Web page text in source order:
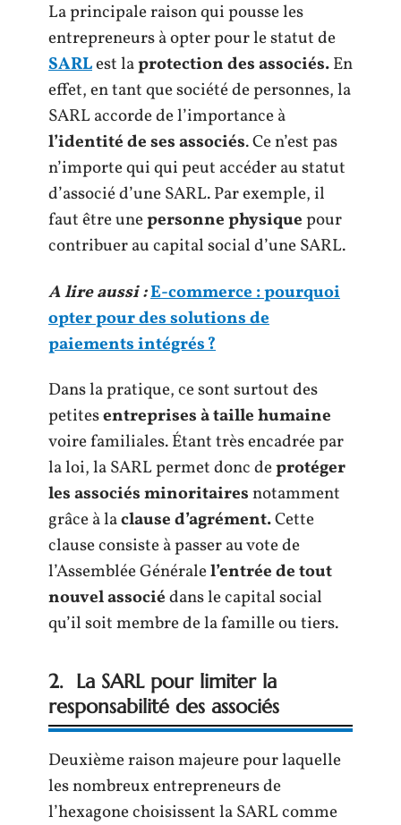
La principale raison qui pousse les
entrepreneurs à opter pour le statut de
SARLest laprotection des associés.En
effet, en tant que société de personnes, la
SARL accorde de l’importance à
l’identité de ses associés. Ce n’est pas
n’importe qui qui peut accéder au statut
d’associé d’une SARL. Par exemple, il
faut être unepersonne physiquepour
contribuer au capital social d’une SARL.
A lire aussi :E-commerce : pourquoi
opter pour des solutions de
paiements intégrés ?
Dans la pratique, ce sont surtout des
petitesentreprises à taille humaine
voire familiales. Étant très encadrée par
la loi, la SARL permet donc deprotéger
les associés minoritairesnotamment
grâce à laclause d’agrément.Cette
clause consiste à passer au vote de
l’Assemblée Généralel’entrée de tout
nouvel associédans le capital social
qu’il soit membre de la famille ou tiers.
2. La SARL pour limiter la
responsabilité des associés
Deuxième raison majeure pour laquelle
les nombreux entrepreneurs de
l’hexagone choisissent la SARL comme